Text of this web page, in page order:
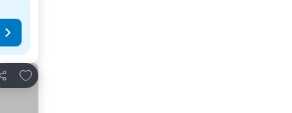
Partager
Ajouter à mes favoris